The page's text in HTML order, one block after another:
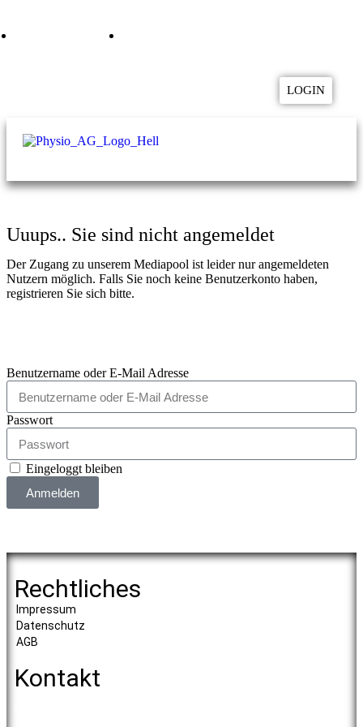
04957 9282800
LOGIN
Uuups.. Sie sind nicht angemeldet
Der Zugang zu unserem Mediapool ist leider nur angemeldeten
Nutzern möglich. Falls Sie noch keine Benutzerkonto haben,
registrieren Sie sich bitte.
Benutzername oder E-Mail Adresse
Passwort
Eingeloggt bleiben
Anmelden
Rechtliches
Impressum
Datenschutz
AGB
Kontakt